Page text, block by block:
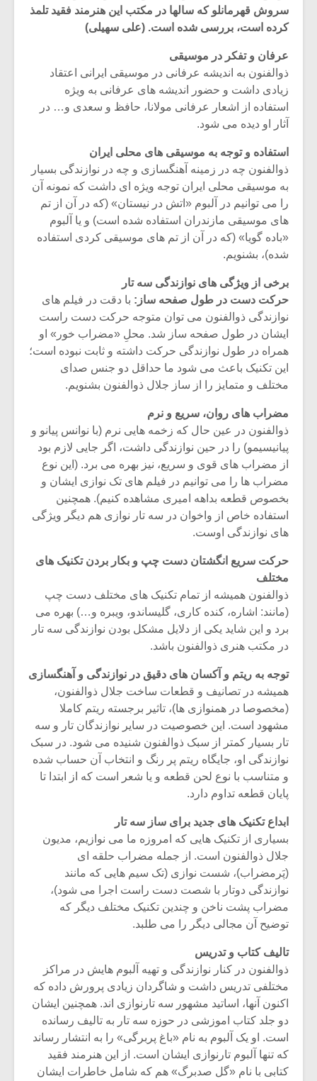
سروش قهرمانلو که سالها در مکتب این هنرمند فقید تلمذ
کرده است، بررسی شده است. (علی سهیلی)
عرفان و تفکر در موسیقی
ذوالفنون به اندیشه عرفانی در موسیقی ایرانی اعتقاد
زیادی داشت و حضور اندیشه های عرفانی به ویژه
استفاده از اشعار عرفانی مولانا، حافظ و سعدی و… در
آثار او دیده می شود.
استفاده و توجه به موسیقی های محلی ایران
ذوالفنون چه در زمینه آهنگسازی و چه در نوازندگی بسیار
به موسیقی محلی ایران توجه ویژه ای داشت که نمونه آن
را می توانیم در آلبوم «اتش در نیستان» (که در آن از تم
های موسیقی مازندران استفاده شده است) و یا آلبوم
«باده گویا» (که در آن از تم های موسیقی کردی استفاده
شده)، بشنویم.
برخی از ویژگی های نوازندگی سه تار
حرکت دست در طول صفحه ساز: با دقت در فیلم های
نوازندگی ذوالفنون می توان متوجه حرکت دست راست
ایشان در طول صفحه ساز شد. محلِ «مضراب خور» او
همراه در طول نوازندگی حرکت داشته و ثابت نبوده است؛
این تکنیک باعث می شود ما حداقل دو جنس صدای
مختلف و متمایز را از ساز جلال ذوالفنون بشنویم.
مضراب های روان، سریع و نرم
ذوالفنون در عین حال که زخمه هایی نرم (با نوانس پیانو و
پیانیسیمو) را در حین نوازندگی داشت، اگر جایی لازم بود
از مضراب های قوی و سریع، نیز بهره می برد. (این نوع
مضراب ها را می توانیم در فیلم های تک نوازی ایشان و
بخصوص قطعه بداهه امیری مشاهده کنیم). همچنین
استفاده خاص از واخوان در سه تار نوازی هم دیگر ویژگی
های نوازندگی اوست.
حرکت سریع انگشتان دست چپ و بکار بردن تکنیک های
مختلف
ذوالفنون همیشه از تمام تکنیک های مختلف دست چپ
(مانند: اشاره، کنده کاری، گلیساندو، ویبره و…) بهره می
برد و این شاید یکی از دلایل مشکل بودن نوازندگی سه تار
در مکتب هنری ذوالفنون باشد.
توجه به ریتم و آکسان های دقیق در نوازندگی و آهنگسازی
همیشه در تصانیف و قطعات ساخت جلال ذوالفنون،
(مخصوصا در همنوازی ها)، تاثیر برجسته ریتم کاملا
مشهود است. این خصوصیت در سایر نوازندگان تار و سه
تار بسیار کمتر از سبک ذوالفنون شنیده می شود. در سبک
نوازندگی او، جایگاه ریتم پر رنگ و انتخاب آن حساب شده
و متناسب با نوع لحن قطعه و یا شعر است که از ابتدا تا
پایان قطعه تداوم دارد.
ابداع تکنیک های جدید برای ساز سه تار
بسیاری از تکنیک هایی که امروزه ما می نوازیم، مدیون
جلال ذوالفنون است. از جمله مضراب حلقه ای
(پَرمضراب)، شست نوازی (تک سیم هایی که مانند
نوازندگی دوتار با شصت دست راست اجرا می شود)،
مضراب پشت ناخن و چندین تکنیک مختلف دیگر که
توضیح آن مجالی دیگر را می طلبد.
تالیف کتاب و تدریس
ذوالفنون در کنار نوازندگی و تهیه آلبوم هایش در مراکز
مختلفی تدریس داشت و شاگردان زیادی پرورش داده که
اکنون آنها، اساتید مشهور سه تارنوازی اند. همچنین ایشان
دو جلد کتاب اموزشی در حوزه سه تار به تالیف رسانده
است. او یک آلبوم به نام «باغ پربرگی» را به انتشار رساند
که تنها آلبوم تارنوازی ایشان است. از این هنرمند فقید
کتابی با نام «گل صدبرگ» هم که شامل خاطرات ایشان
میکلوش روژا
یادداشتی بر موسیقی
متن فیلم «متری
شیش و نیم»
اگر نمی توانی
مشهورترین باشی،
بدنام ترین باش
موریس ژار
موسیقی
موسیقی
برگزار
سکانسی